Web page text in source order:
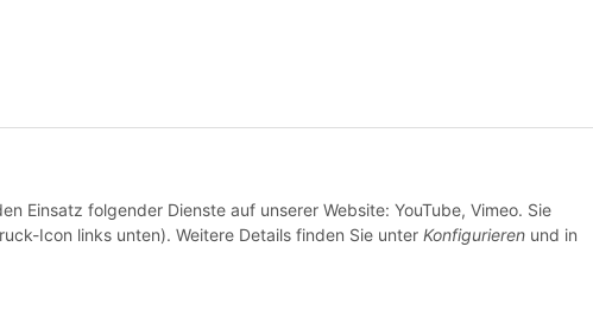
Einsatz folgender Dienste auf unserer Website: YouTube, Vimeo. Sie
Icon links unten). Weitere Details finden Sie unter Konfigurieren und in